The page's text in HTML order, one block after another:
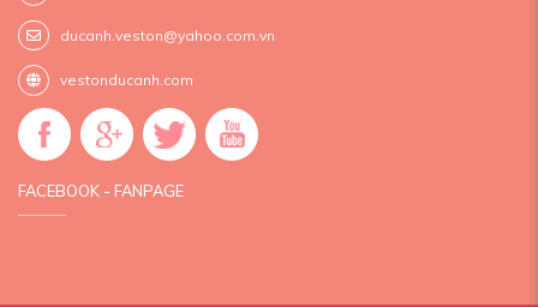
ducanh.veston@yahoo.com.vn
vestonducanh.com
FACEBOOK - FANPAGE